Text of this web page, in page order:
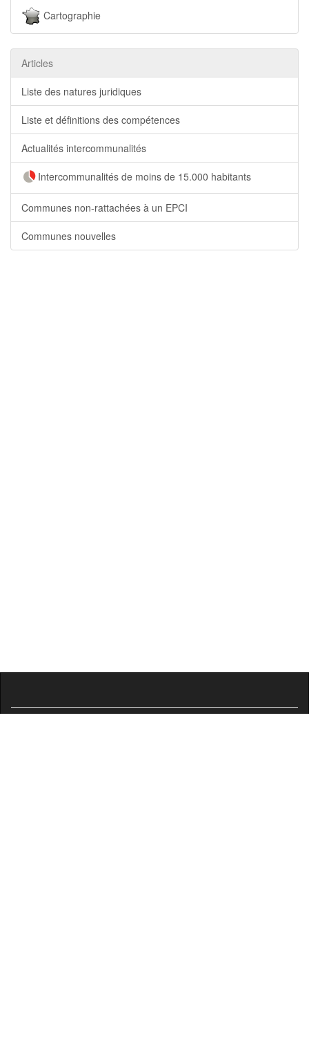
Cartographie
Articles
Liste des natures juridiques
Liste et définitions des compétences
Actualités intercommunalités
Intercommunalités de moins de 15.000 habitants
Communes non-rattachées à un EPCI
Communes nouvelles